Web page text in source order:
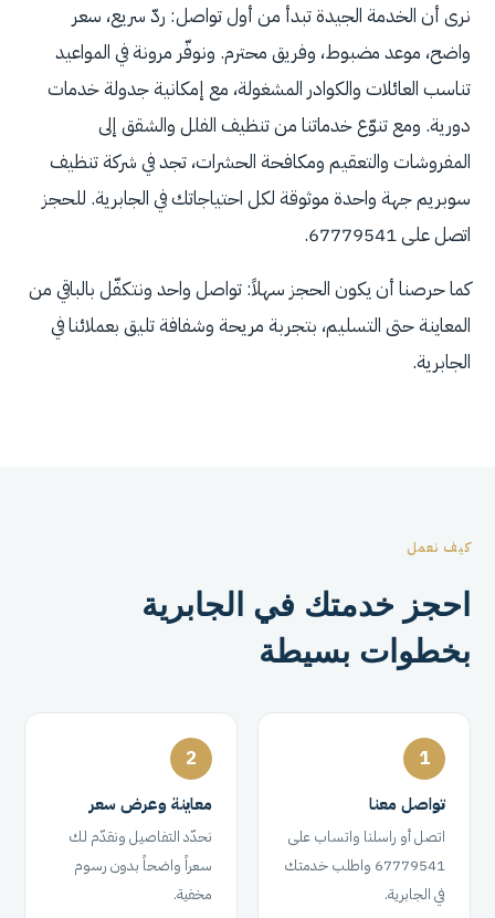
نرى أن الخدمة الجيدة تبدأ من أول تواصل: ردّ سريع، سعر
واضح، موعد مضبوط، وفريق محترم. ونوفّر مرونة في المواعيد
تناسب العائلات والكوادر المشغولة، مع إمكانية جدولة خدمات
دورية. ومع تنوّع خدماتنا من تنظيف الفلل والشقق إلى
المفروشات والتعقيم ومكافحة الحشرات، تجد في شركة تنظيف
سوبريم جهة واحدة موثوقة لكل احتياجاتك في الجابرية. للحجز
اتصل على 67779541.
كما حرصنا أن يكون الحجز سهلاً: تواصل واحد ونتكفّل بالباقي من
المعاينة حتى التسليم، بتجربة مريحة وشفافة تليق بعملائنا في
الجابرية.
كيف نعمل
احجز خدمتك في الجابرية
بخطوات بسيطة
1
تواصل معنا
اتصل أو راسلنا واتساب على
67779541 واطلب خدمتك
في الجابرية.
2
معاينة وعرض سعر
نحدّد التفاصيل ونقدّم لك
سعراً واضحاً بدون رسوم
مخفية.